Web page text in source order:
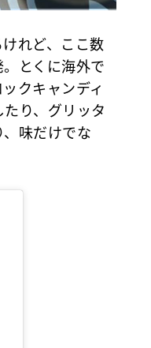
れど、ここ数
とくに海外で
クキャンディ
り、グリッタ
味だけでな